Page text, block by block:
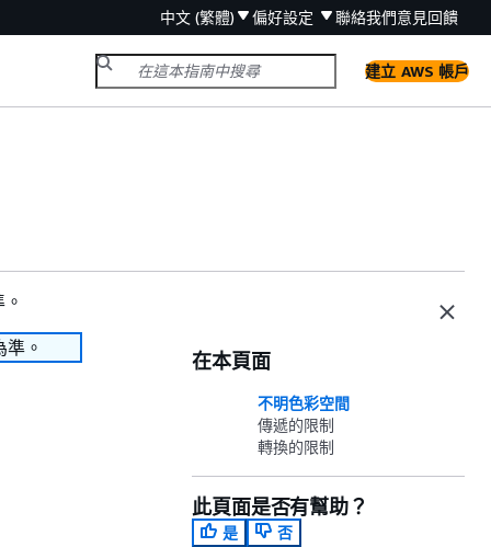
中文 (繁體) 偏好設定 聯絡我們意見回饋
建立 AWS 帳戶
。
在本頁面
不明色彩空間
傳遞的限制
轉換的限制
此頁面是否有幫助？
是
否